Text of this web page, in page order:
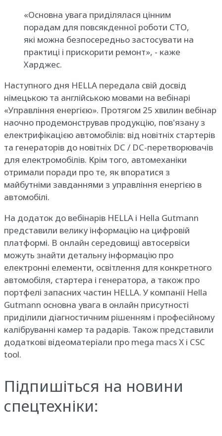
«Основна увага приділялася цінним
порадам для повсякденної роботи СТО,
які можна безпосередньо застосувати на
практиці і прискорити ремонт», - каже
Харджес.
Наступного дня HELLA передала свій досвід
німецькою та англійською мовами на вебінарі
«Управління енергією». Протягом 25 хвилин вебінар
наочно продемонстрував продукцію, пов'язану з
електрифікацією автомобілів: від новітніх стартерів
та генераторів до новітніх DC / DC-перетворювачів
для електромобілів. Крім того, автомеханіки
отримали поради про те, як впоратися з
майбутніми завданнями з управління енергією в
автомобілі.
На додаток до вебінарів HELLA і Hella Gutmann
представили велику інформацію на цифровій
платформі. В онлайн середовищі автосервіси
можуть знайти детальну інформацію про
електронні елементи, освітлення для конкретного
автомобіля, стартера і генератора, а також про
портфелі запасних частин HELLA. У компанії Hella
Gutmann основна увага в онлайн присутності
приділили діагностичним рішенням і професійному
калібруванні камер та радарів. Також представили
додаткові відеоматеріали про mega macs X і CSC
tool.
Підпишіться на новини
спецтехніки: